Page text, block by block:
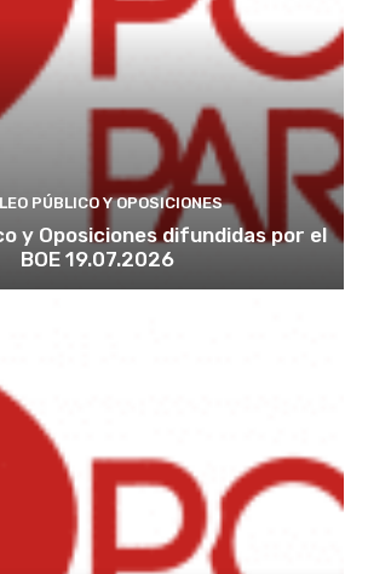
PÚBLICO Y OPOSICIONES
y Oposiciones difundidas por el
BOE 19.07.2026